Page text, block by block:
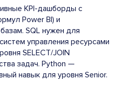
KPI-дашборды с
Power BI) и
SQL нужен для
управления ресурсами
SELECT/JOIN
задач. Python —
навык для уровня Senior.